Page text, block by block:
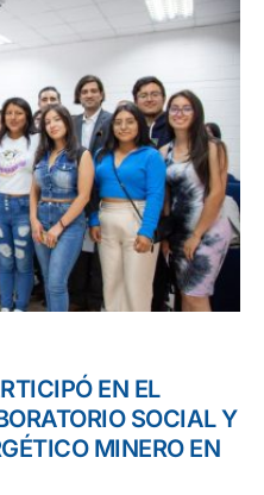
EN EL
SOCIAL Y
MINERO EN